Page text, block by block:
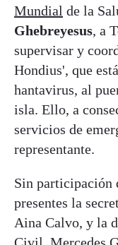
Mundial de la
Ghebreyesus, a
supervisar y
Hondius', que
hantavirus, al
isla. Ello, a
servicios de
representante.
Sin participación
presentes la
Aina Calvo, y la